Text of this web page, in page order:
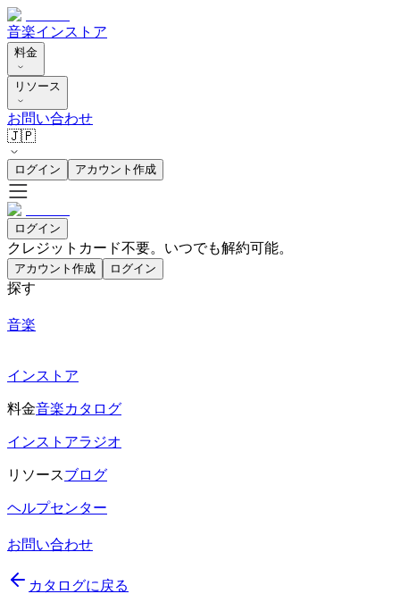
音楽インストア
料金
リソース
お問い合わせ
🇯🇵
ログイン アカウント作成
ログイン
クレジットカード不要。いつでも解約可能。
アカウント作成 ログイン
探す
音楽
インストア
料金音楽カタログ
インストアラジオ
リソースブログ
ヘルプセンター
お問い合わせ
カタログに戻る